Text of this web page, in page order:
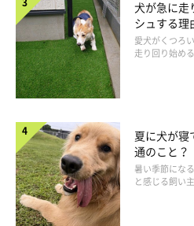
犬が急に
シュする理
愛犬がくつろ
走り回り始め
夏に犬が寝
通のこと
は
暑い季節にな
と感じる飼い